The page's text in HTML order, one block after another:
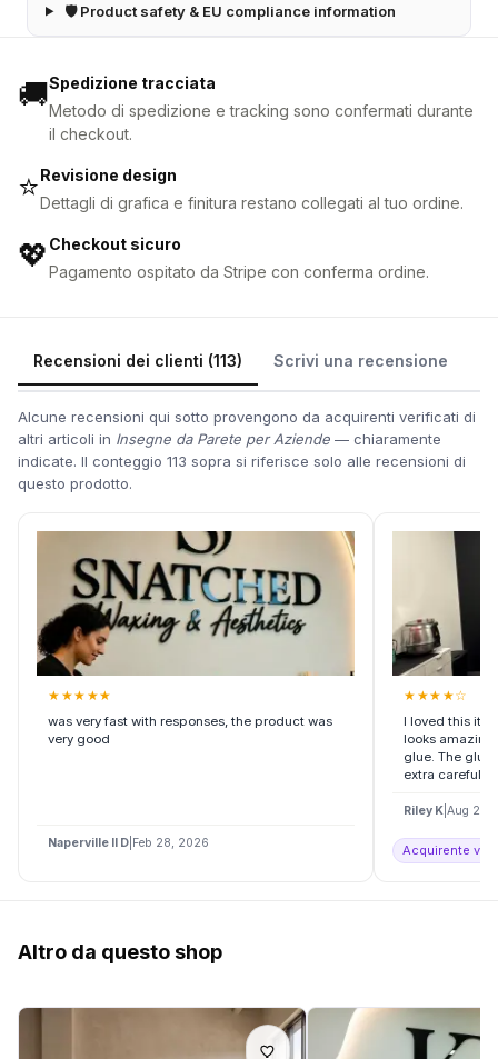
🛡 Product safety & EU compliance information
🚚Spedizione tracciata
Metodo di spedizione e tracking sono confermati durante
il checkout.
⭐Revisione design
Dettagli di grafica e finitura restano collegati al tuo ordine.
💖 Checkout sicuro
Pagamento ospitato da Stripe con conferma ordine.
Recensioni dei clienti (113) Scrivi una recensione
Alcune recensioni qui sotto provengono da acquirenti verificati di
altri articoli in Insegne da Parete per Aziende — chiaramente
indicate. Il conteggio 113 sopra si riferisce solo alle recensioni di
questo prodotto.
★ ★★ ★★
was very fast with responses, the product was
very good
Naperville Il D Feb 28, 2026
★ ★★ ★☆
I loved this
looks
glue. The glue
extra careful
Riley K Aug 20,
Acquirente
Altro da questo shop